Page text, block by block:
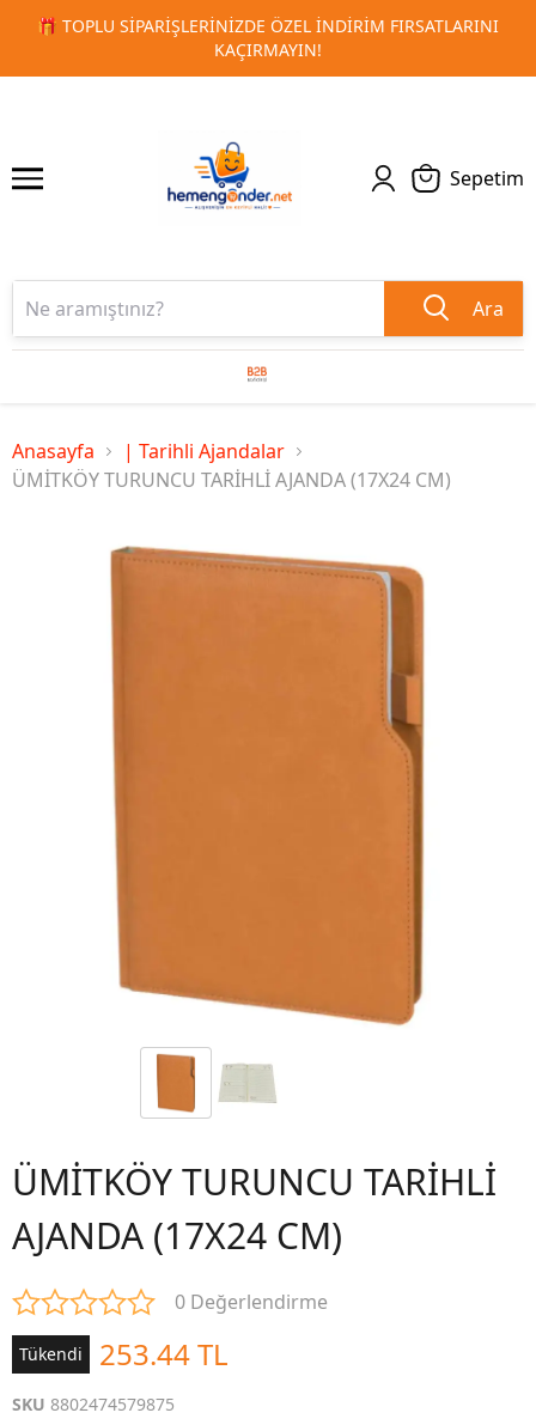
🚀 KURUMSAL PROMOSYON VE MATBAA
1 2
Sepetim
Ara
Anasayfa
| Tarihli Ajandalar
ÜMİTKÖY TURUNCU TARİHLİ AJANDA (17X24 CM)
ÜMİTKÖY TURUNCU TARİHLİ
AJANDA (17X24 CM)
0 Değerlendirme
Tükendi 253.44 TL
SKU 8802474579875